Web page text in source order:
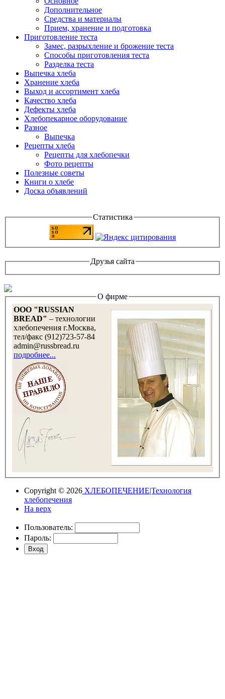
Дополнительное
Средства и материалы
Прием, хранение и подготовка
Приготовление теста
Замес, разрыхление и брожение теста
Способы приготовления теста
Разделка теста
Выпечка хлеба
Хранение хлеба
Выход и ассортимент хлеба
Качество хлеба
Дефекты хлеба
Хлебопекарное оборудование
Разное
Выпечка
Рецепты хлеба
Рецепты для хлебопечки
Фото рецепты
Полезные советы
Книги о хлебе
Доска объявлений
Статистика
Друзья сайта
О фирме
OOO "RUSSIAN
BREAD" – технологии
хлебопечения г.Москва,
тел/факс (912)723-57-84
admin@russbread.ru
подробнее...
Copyright © 2026 ХЛЕБОПЕЧЕНИЕ|Технология
хлебопечения
На верх
Пользователь:
Пароль: